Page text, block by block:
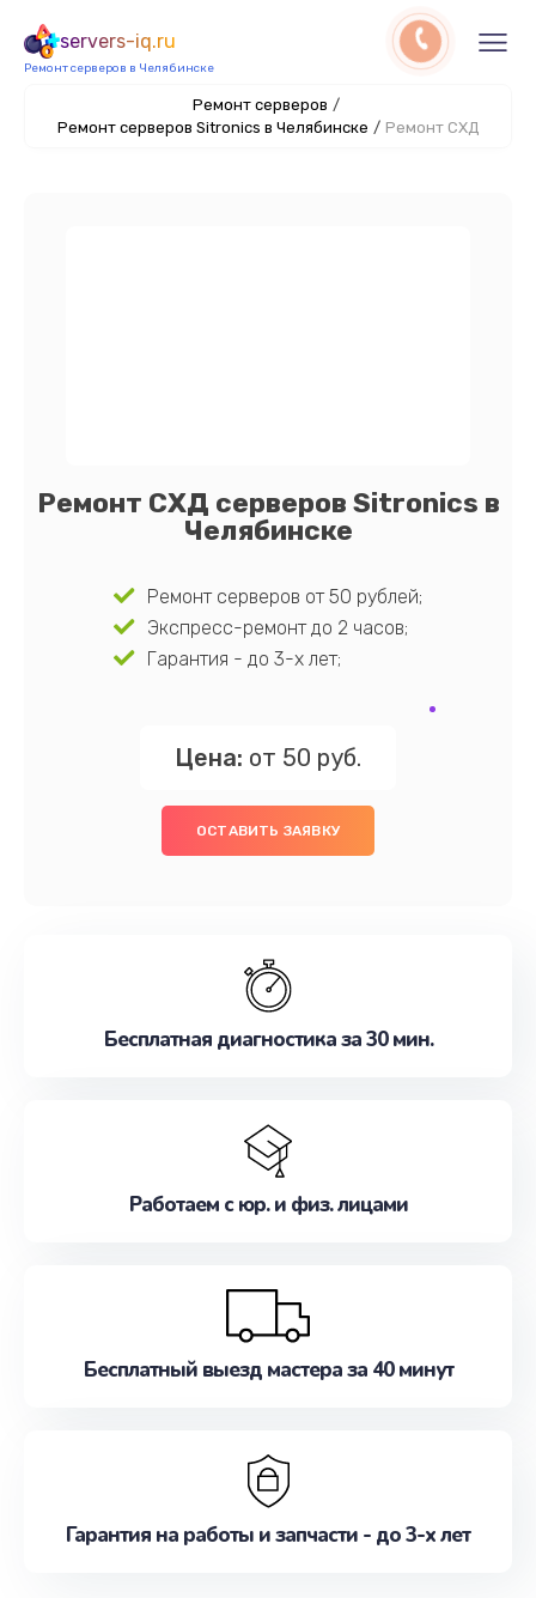
servers-iq.ru
Ремонт серверов в Челябинске
Ремонт серверов /
Ремонт серверов Sitronics в Челябинске / Ремонт СХД
Ремонт СХД серверов Sitronics в
Челябинске
Ремонт серверов от 50 рублей;
Экспресс-ремонт до 2 часов;
Гарантия - до 3-х лет;
Цена: от 50 руб.
ОСТАВИТЬ ЗАЯВКУ
Бесплатная диагностика за 30 мин.
Работаем с юр. и физ. лицами
Бесплатный выезд мастера за 40 минут
Гарантия на работы и запчасти - до 3-х лет